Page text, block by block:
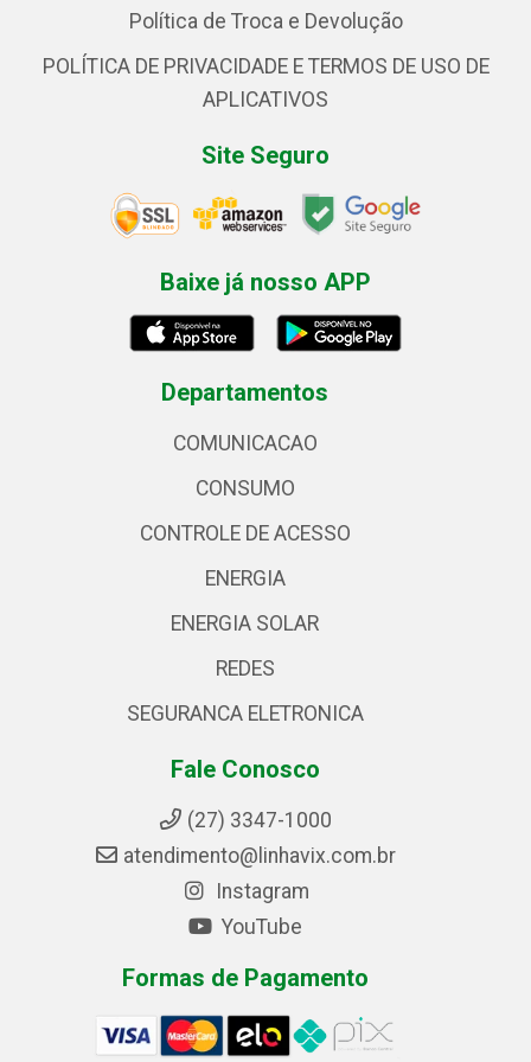
Política de Troca e Devolução
POLÍTICA DE PRIVACIDADE E TERMOS DE USO DE
APLICATIVOS
Site Seguro
Baixe já nosso APP
Departamentos
COMUNICACAO
CONSUMO
CONTROLE DE ACESSO
ENERGIA
ENERGIA SOLAR
REDES
SEGURANCA ELETRONICA
Fale Conosco
(27) 3347-1000
atendimento@linhavix.com.br
Instagram
YouTube
Formas de Pagamento